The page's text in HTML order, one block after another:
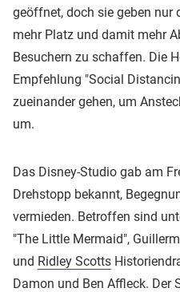
geöffnet, doch sie geben nur
mehr Platz und damit mehr
Besuchern zu schaffen. Die
Empfehlung "Social
zueinander gehen, um
um.
Das Disney-Studio gab am
Drehstopp bekannt,
vermieden. Betroffen sind
"The Little Mermaid",
und Ridley Scotts
Damon und Ben Affleck. Der